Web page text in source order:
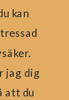
kan
jag dig
att du